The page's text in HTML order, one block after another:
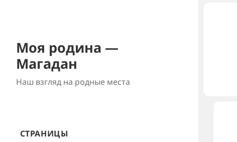
Моя родина —
Магадан
Наш взгляд на родные места
СТРАНИЦЫ